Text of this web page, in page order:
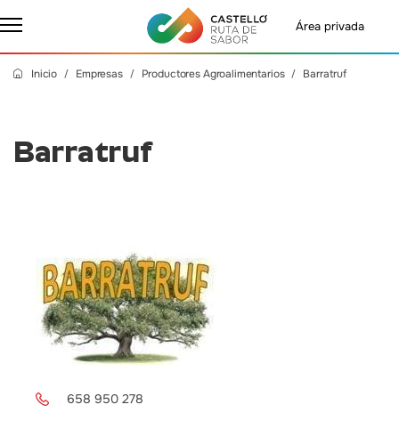
Área privada
Inicio Empresas Productores Agroalimentarios Barratruf
Barratruf
658 950 278